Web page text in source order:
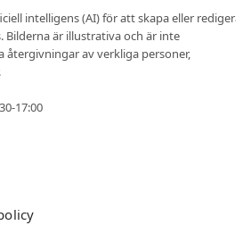
intelligens (AI) för att skapa eller redigera
Bilderna är illustrativa och är inte
av verkliga personer,
17:00